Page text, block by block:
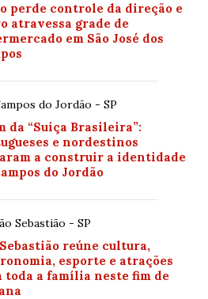
perde controle da direção e
atravessa grade de
em São José dos
do Jordão - SP
da “Suíça Brasileira”:
e nordestinos
a construir a identidade
do Jordão
Sebastião - SP
reúne cultura,
esporte e atrações
toda a família neste fim de